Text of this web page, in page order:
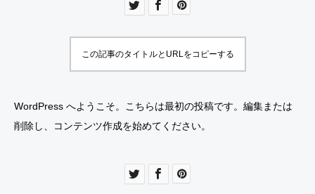
この記事のタイトルとURLをコピーする
WordPress へようこそ。こちらは最初の投稿です。編集または
削除し、コンテンツ作成を始めてください。